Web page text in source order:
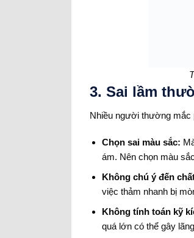
3. Sai lầm
Nhiều người thường mắc
Chọn sai màu sắc:
ám. Nên chọn màu
Không chú ý đến
việc thảm nhanh bị
Không tính toán kỹ
quá lớn có thể gây